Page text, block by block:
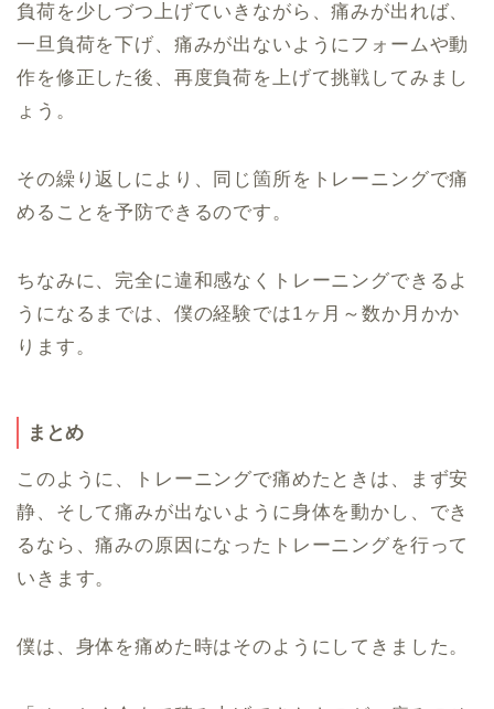
負荷を少しづつ上げていきながら、痛みが出れば、
一旦負荷を下げ、痛みが出ないようにフォームや動
作を修正した後、再度負荷を上げて挑戦してみまし
ょう。
その繰り返しにより、同じ箇所をトレーニングで痛
めることを予防できるのです。
ちなみに、完全に違和感なくトレーニングできるよ
うになるまでは、僕の経験では1ヶ月～数か月かか
ります。
まとめ
このように、トレーニングで痛めたときは、まず安
静、そして痛みが出ないように身体を動かし、でき
るなら、痛みの原因になったトレーニングを行って
いきます。
僕は、身体を痛めた時はそのようにしてきました。